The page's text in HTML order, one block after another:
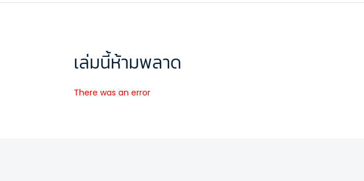
เล่มนี้ห้ามพลาด
There was an error